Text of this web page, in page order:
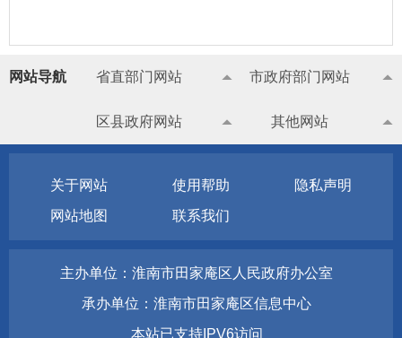
网站导航 省直部门网站 市政府部门网站
区县政府网站 其他网站
关于网站 使用帮助
隐私声明
网站地图
联系我们
主办单位：淮南市田家庵区人民政府办公室
承办单位：淮南市田家庵区信息中心
本站已支持IPV6访问